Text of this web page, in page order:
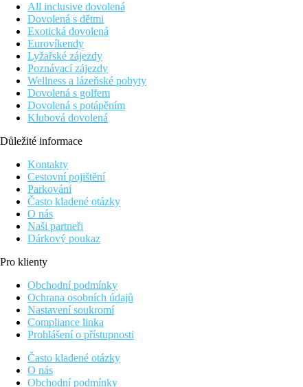
All inclusive dovolená
Dovolená s dětmi
Exotická dovolená
Eurovíkendy
Lyžařské zájezdy
Poznávací zájezdy
Wellness a lázeňské pobyty
Dovolená s golfem
Dovolená s potápěním
Klubová dovolená
Důležité informace
Kontakty
Cestovní pojištění
Parkování
Často kladené otázky
O nás
Naši partneři
Dárkový poukaz
Pro klienty
Obchodní podmínky
Ochrana osobních údajů
Nastavení soukromí
Compliance linka
Prohlášení o přístupnosti
Často kladené otázky
O nás
Obchodní podmínky